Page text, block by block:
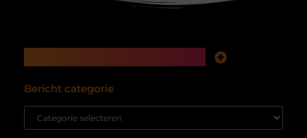
Bericht categorie